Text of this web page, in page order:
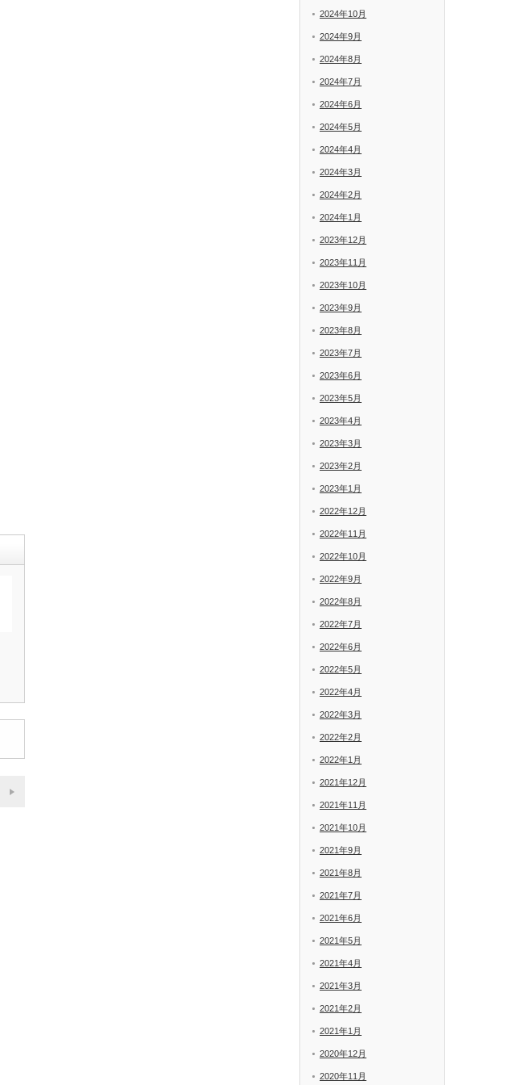
2024年10月
2024年9月
2024年8月
2024年7月
2024年6月
2024年5月
2024年4月
2024年3月
2024年2月
2024年1月
2023年12月
2023年11月
2023年10月
2023年9月
2023年8月
2023年7月
2023年6月
2023年5月
2023年4月
2023年3月
2023年2月
2023年1月
2022年12月
2022年11月
2022年10月
2022年9月
2022年8月
2022年7月
2022年6月
2022年5月
2022年4月
2022年3月
2022年2月
2022年1月
2021年12月
2021年11月
2021年10月
2021年9月
2021年8月
2021年7月
2021年6月
2021年5月
2021年4月
2021年3月
2021年2月
2021年1月
2020年12月
2020年11月